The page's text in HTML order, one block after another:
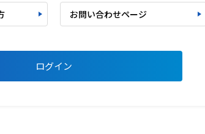
お問い合わせページ
ログイン